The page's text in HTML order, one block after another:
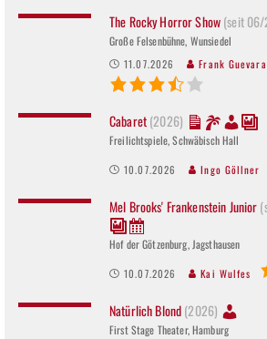
The Rocky Horror Show(seit
Große Felsenbühne, Wunsiedel
11.07.2026 Frank
Cabaret(2026)
Freilichtspiele, Schwäbisch Hall
10.07.2026 Ingo Göllner
Mel Brooks' Frankenstein Junior
Hof der Götzenburg, Jagsthausen
10.07.2026 Kai Wulfes
Natürlich Blond(2026)
First Stage Theater, Hamburg